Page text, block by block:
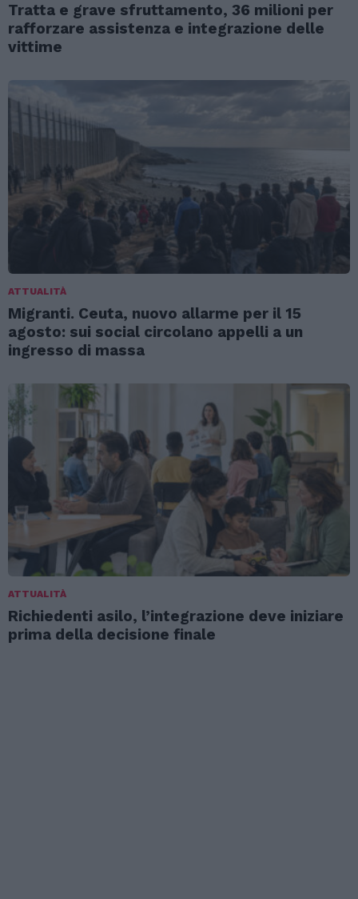
Tratta e grave sfruttamento, 36 milioni per
rafforzare assistenza e integrazione delle
vittime
ATTUALITÀ
Migranti. Ceuta, nuovo allarme per il 15
agosto: sui social circolano appelli a un
ingresso di massa
ATTUALITÀ
Richiedenti asilo, l’integrazione deve iniziare
prima della decisione finale